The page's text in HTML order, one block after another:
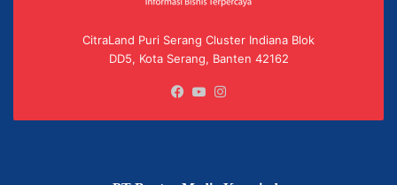
CitraLand Puri Serang Cluster Indiana Blok
DD5, Kota Serang, Banten 42162
Facebook
YouTube